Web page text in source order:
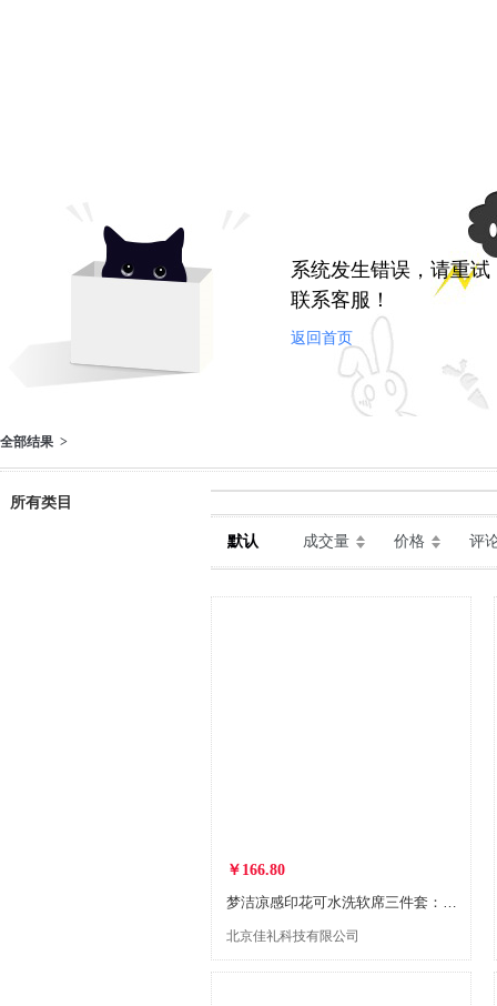
系统发生错误，请重
联系客服！
返回首页
全部结果 >
所有类目
默认 成交量 价格 评
￥166.80
梦洁凉感印花可水洗软席三件套：森呼吸1010789008
北京佳礼科技有限公司